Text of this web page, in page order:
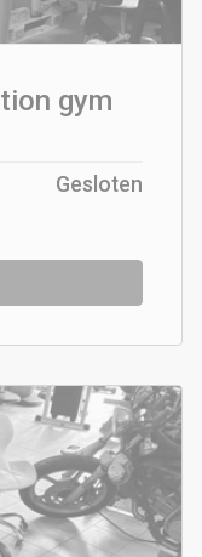
gym
Gesloten